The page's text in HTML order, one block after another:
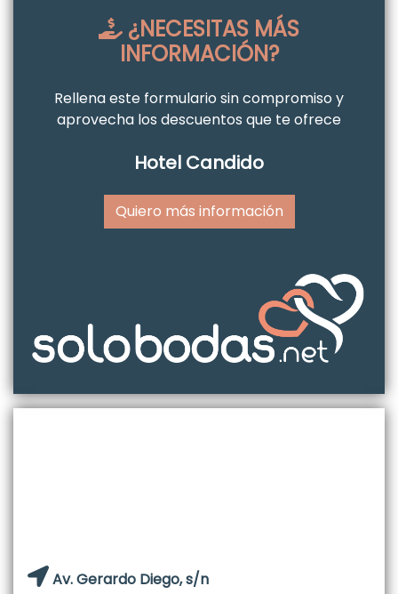
¿NECESITAS MÁS
INFORMACIÓN?
Rellena este formulario sin compromiso y
aprovecha los descuentos que te ofrece
Hotel Candido
Quiero más información
Av. Gerardo Diego, s/n